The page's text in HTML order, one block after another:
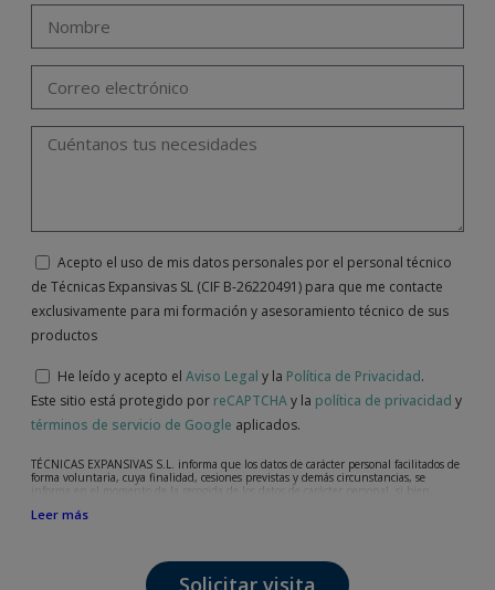
Acepto el uso de mis datos personales por el personal técnico
de Técnicas Expansivas SL (CIF B-26220491) para que me contacte
exclusivamente para mi formación y asesoramiento técnico de sus
productos
He leído y acepto el Aviso Legal y la Política de Privacidad.
Este sitio está protegido por reCAPTCHAy la política de privacidad y
términos de servicio de Google aplicados.
TÉCNICAS EXPANSIVAS S.L. informa que los datos de carácter personal facilitados de
forma voluntaria, cuya finalidad, cesiones previstas y demás circunstancias, se
informa en el momento de la recogida de los datos de carácter personal, si bien,
su solicitud, queja o duda planteada, mantenimiento de la relación establecida, la
Los datos incorporados a nuestros ficheros son absolutamente confidenciales y serán
Leer más